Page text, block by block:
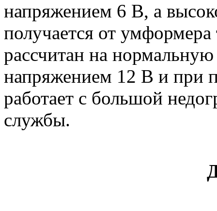
напряжением 6 В, а
получается от
рассчитан на
напряжением 12 В и при
работает с большой
службы.